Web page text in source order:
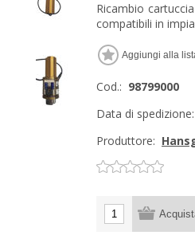
Ricambio
compatibili in
Cod.: 98799000
Data di spedizione:
Produttore: